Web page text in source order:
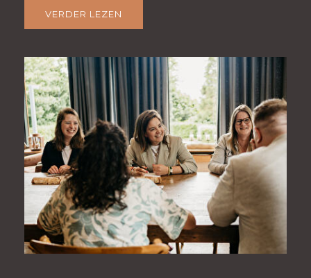
VERDER LEZEN